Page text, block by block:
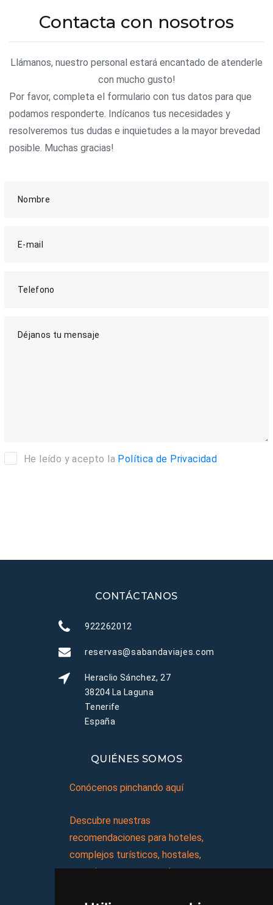
Contacta con nosotros
Llámanos, nuestro personal estará encantado de atenderle
con mucho gusto!
Por favor, completa el formulario con tus datos para que
podamos responderte. Indícanos tus necesidades y
resolveremos tus dudas e inquietudes a la mayor brevedad
posible. Muchas gracias!
Nombre
E-mail
Telefono
Déjanos tu mensaje
He leído y acepto la Política de Privacidad
CONTÁCTANOS
922262012
reservas@sabandaviajes.com
Heraclio Sánchez, 27
38204 La Laguna
Tenerife
España
QUIÉNES SOMOS
Conócenos pinchando aquí
Descubre nuestras
recomendaciones para hoteles,
complejos turísticos, hostales,
vacaciones, paquetes de